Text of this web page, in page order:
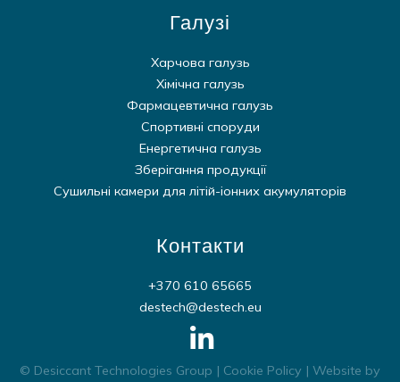
Галузі
Харчова галузь
Хімічна галузь
Фармацевтична галузь
Спортивні споруди
Енергетична галузь
Зберігання продукції
Сушильні камери для літій-іонних акумуляторів
Контакти
+370 610 65665
destech@destech.eu
© Desiccant Technologies Group | Cookie Policy | Website by